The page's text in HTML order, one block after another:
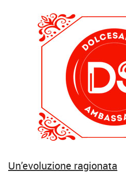
Un’evoluzione ragionata